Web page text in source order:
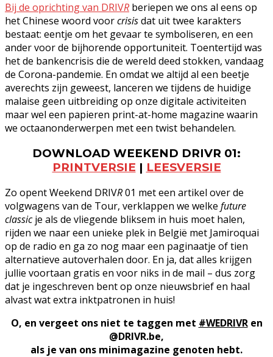
Bij de oprichting van DRIVR beriepen we ons al eens op
het Chinese woord voorcrisisdat uit twee karakters
bestaat: eentje om het gevaar te symboliseren, en een
ander voor de bijhorende opportuniteit. Toentertijd was
het de bankencrisis die de wereld deed stokken, vandaag
de Corona-pandemie. En omdat we altijd al een beetje
averechts zijn geweest, lanceren we tijdens de huidige
malaise geen uitbreiding op onze digitale activiteiten
maar wel een papieren print-at-home magazine waarin
we octaanonderwerpen met een twist behandelen.
DOWNLOAD WEEKEND DRIVR 01:
PRINTVERSIE | LEESVERSIE
Zo opent Weekend DRIVR01 met een artikel over de
volgwagens van de Tour, verklappen we welke future
classicje als de vliegende bliksem in huis moet halen,
rijden we naar een unieke plek in België met Jamiroquai
op de radio en ga zo nog maar een paginaatje of tien
alternatieve autoverhalen door. En ja, dat alles krijgen
jullie voortaan gratis en voor niks in de mail – dus zorg
dat je ingeschreven bent op onze nieuwsbrief en haal
alvast wat extra inktpatronen in huis!
O, en vergeet ons niet te taggen met #WEDRIVRen
@DRIVR.be,
als je van ons minimagazine genoten hebt.